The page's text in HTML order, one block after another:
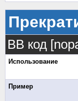
BB код
Использование
Пример